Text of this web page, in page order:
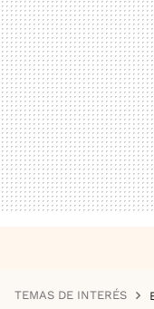
TEMAS DE INTERÉS